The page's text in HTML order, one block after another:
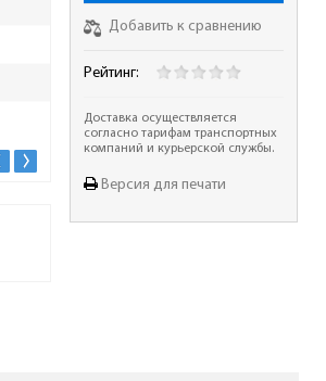
Упаковка
пуска
частоты вращения
Добавить к сравнению
Рейтинг:
Доставка осуществляется
согласно тарифам транспортных
компаний и курьерской службы.
Версия для печати